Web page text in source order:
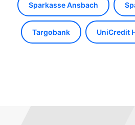
Sparkasse Ansbach
Targobank UniCredit